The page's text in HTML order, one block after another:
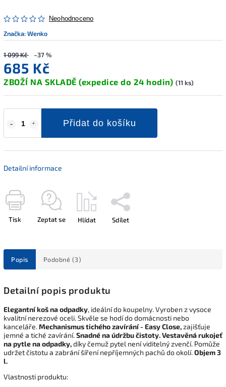
Neohodnoceno
Značka:Wenko
1 099 Kč –37 %
685 Kč
ZBOŽÍ NA SKLADĚ (expedice do 24 hodin) (11 ks)
Přidat do košíku
Detailní informace
Tisk Zeptat se Hlídat Sdílet
Popis Podobné (3)
Detailní popis produktu
Elegantní koš na odpadky, ideální do koupelny. Vyroben z vysoce
kvalitní nerezové oceli. Skvěle se hodí do domácnosti nebo
kanceláře.Mechanismus tichého zavírání - Easy Close,zajišťuje
jemné a tiché zavírání.Snadné na údržbu čistoty. Vestavěná rukojeť
na pytle na odpadky,díky čemuž pytel není viditelný zvenčí. Pomůže
udržet čistotu a zabrání šíření nepříjemných pachů do okolí.Objem 3
l.
Vlastnosti produktu: